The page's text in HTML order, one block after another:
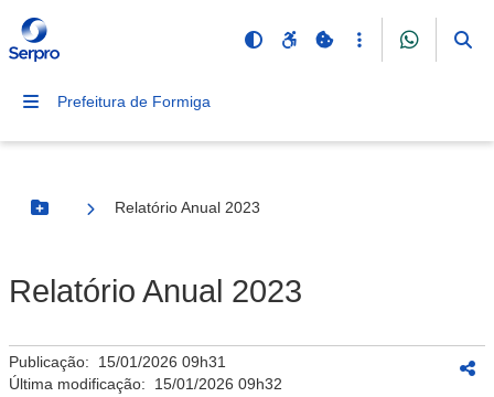
Prefeitura de Formiga
Botão Menu
Relatório Anual 2023
Relatório Anual 2023
Publicação: 15/01/2026 09h31
Última modificação: 15/01/2026 09h32